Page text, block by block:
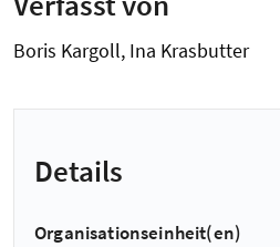
Boris Kargoll, Ina Krasbutter
Details
Organisationseinheit(en)